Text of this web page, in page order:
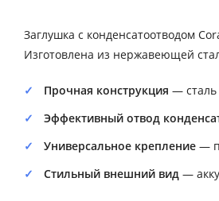
Заглушка с конденсатоотводом
Изготовлена из нержавеющей
Прочная конструкция — сталь
Эффективный отвод
Универсальное крепление —
Стильный внешний вид —